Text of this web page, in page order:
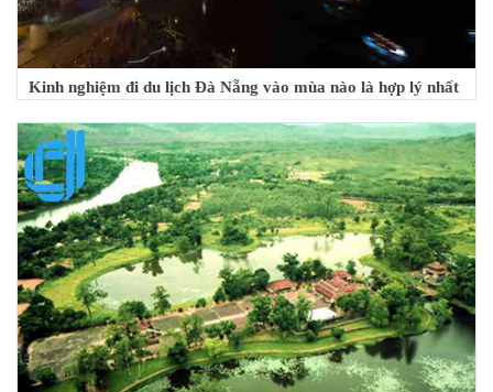
Kinh nghiệm đi du lịch Đà Nẵng vào mùa nào là hợp lý nhất